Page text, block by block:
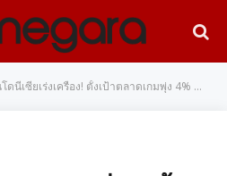
ง! ตั้งเป้าตลาดเกมพุ่ง 4% สู่ 2 พันล้านเหรียญสหรัฐฯ แต่ผู้พัฒนาท้องถิ่นกลับ ‘แทบไร้ตัวตน’ ในสมรภูมิเงินล้าน!